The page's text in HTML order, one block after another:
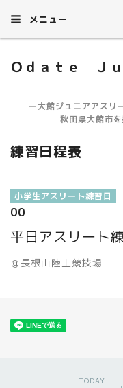
メニュー
Ｏｄａｔｅ Ｊ
ー大館ジュニアアスリ
秋田県大館市
練習日程表
小学生アスリート練習日
00
平日アスリート
＠長根山陸上競技場
TODAY